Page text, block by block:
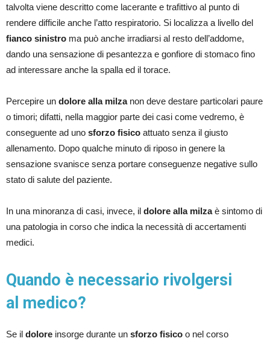
talvolta viene descritto come lacerante e trafittivo al punto di
rendere difficile anche l’atto respiratorio. Si localizza a livello del
fianco sinistro ma può anche irradiarsi al resto dell’addome,
dando una sensazione di pesantezza e gonfiore di stomaco fino
ad interessare anche la spalla ed il torace.
Percepire un dolore alla milzanon deve destare particolari paure
o timori; difatti, nella maggior parte dei casi come vedremo, è
conseguente ad uno sforzo fisico attuato senza il giusto
allenamento. Dopo qualche minuto di riposo in genere la
sensazione svanisce senza portare conseguenze negative sullo
stato di salute del paziente.
In una minoranza di casi, invece, il dolore alla milzaè sintomo di
una patologia in corso che indica la necessità di accertamenti
medici.
Quando è necessario rivolgersi
al medico?
Se il dolore insorge durante un sforzo fisico o nel corso